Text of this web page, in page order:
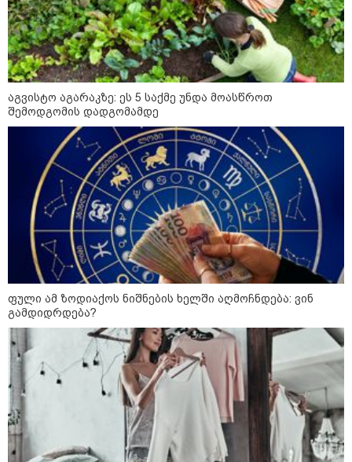
წალენჯიხაში, მდინარეში
ახალგაზრდა კაცს ეძებენ -
მანამდე მაშველებმა 2 ბავშვისა
და 1 ქალის გადარჩენა მოახერხეს
კიდევ ერთ დაკარგული
ახალგაზრდა - ოჯახი 26 წლის
ბიჭს 10 წელია ეძებს
24 წლის ფეხბურთელს თამაშის
დროს ელვამ დაარტყა -
ტრაგიკული მომენტის ამსახველი
კადრები ტაილანდიდან მედიაში
ვრცელდება
"ყოველთვის ჩემზე უკეთესს
მხდიდი - შენი ავადმყოფობითაც
კი აგრძელებ ამის გაკეთებას" -
თეონა კონტრიძე მეუღლეს
ემოციურ "პოსტს" უძღვნის
აგვისტო აგარაკზე: ეს 5 საქმე უნდა მოასწროთ
შემოდგომის დადგომამდე
ფული ამ ზოდიაქოს ნიშნების ხელში აღმოჩნდება: ვინ
გამდიდრდება?